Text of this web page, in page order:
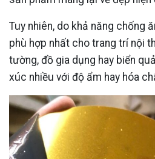
Tuy nhiên, do khả năng chống
phù hợp nhất cho trang trí nội
tường, đồ gia dụng hay biển
xúc nhiều với độ ẩm hay hóa